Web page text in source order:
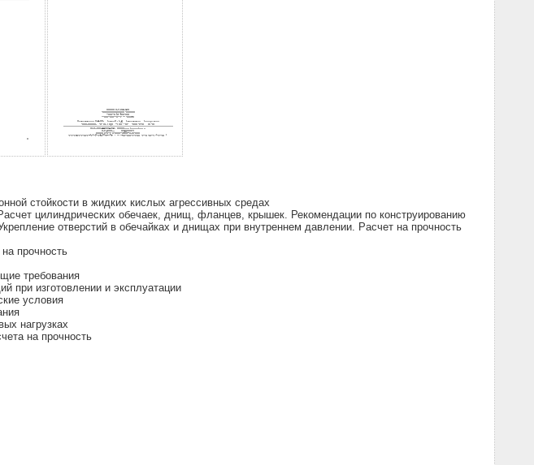
стойкости в жидких кислых агрессивных средах
цилиндрических обечаек, днищ, фланцев, крышек. Рекомендации по конструированию
отверстий в обечайках и днищах при внутреннем давлении. Расчет на прочность
прочность
требования
при изготовлении и эксплуатации
условия
нагрузках
на прочность